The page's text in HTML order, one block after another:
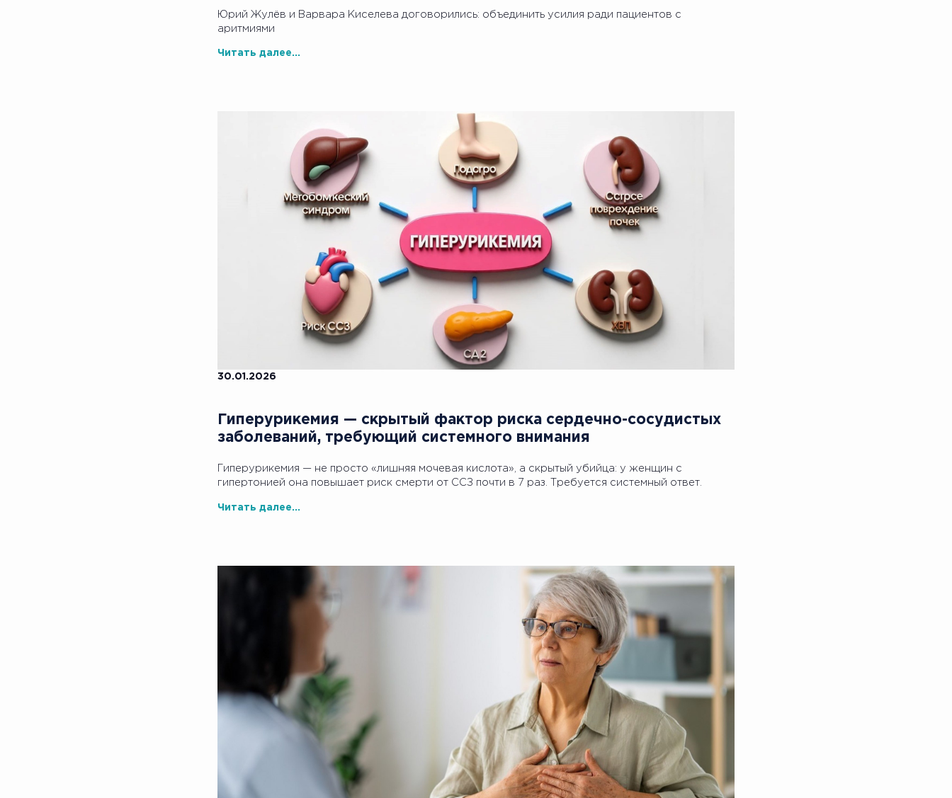
Юрий Жулёв и Варвара Киселева договорились: объединить усилия ради пациентов с
аритмиями
Читать далее...
30.01.2026
Гиперурикемия — скрытый фактор риска сердечно-сосудистых
заболеваний, требующий системного внимания
Гиперурикемия — не просто «лишняя мочевая кислота», а скрытый убийца: у женщин с
гипертонией она повышает риск смерти от ССЗ почти в 7 раз. Требуется системный ответ.
Читать далее...